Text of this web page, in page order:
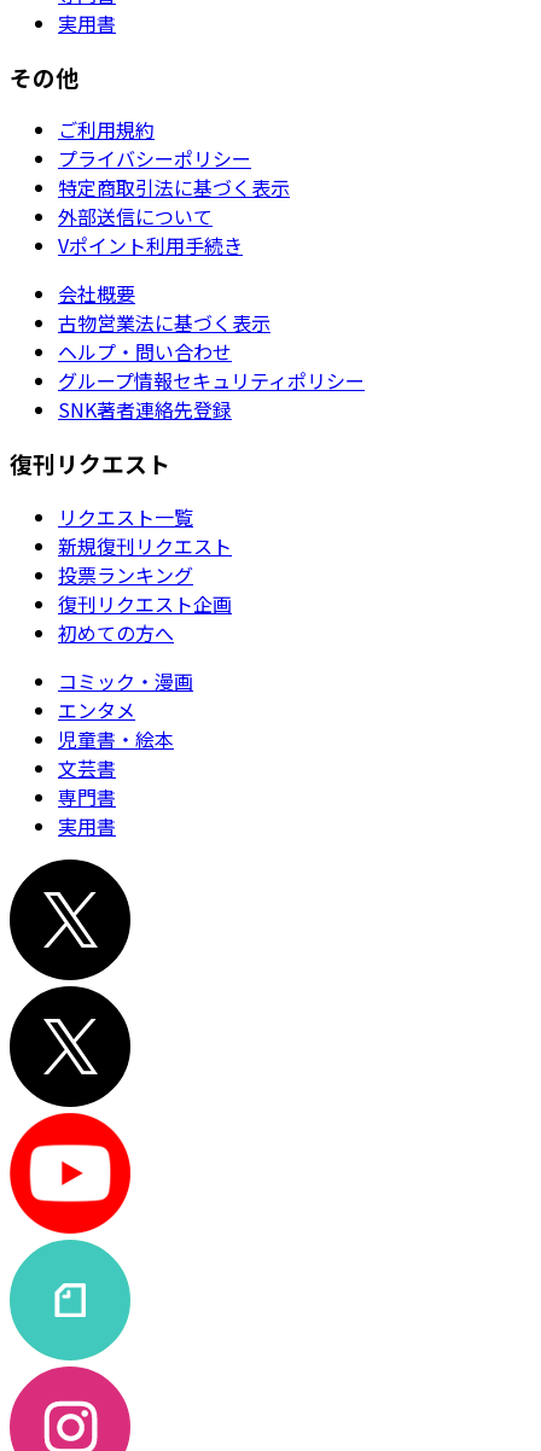
実用書
その他
ご利用規約
プライバシーポリシー
特定商取引法に基づく表示
外部送信について
Vポイント利用手続き
会社概要
古物営業法に基づく表示
ヘルプ・問い合わせ
グループ情報セキュリティポリシー
SNK著者連絡先登録
復刊リクエスト
リクエスト一覧
新規復刊リクエスト
投票ランキング
復刊リクエスト企画
初めての方へ
コミック・漫画
エンタメ
児童書・絵本
文芸書
専門書
実用書